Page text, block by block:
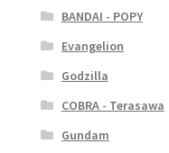
BANDAI - POPY
Evangelion
Godzilla
COBRA - Terasawa
Gundam